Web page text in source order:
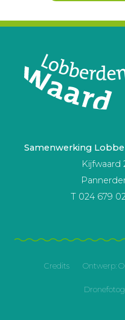
Samenwerking
Kijfwaard
T 024 679
Credits Ontwerp: